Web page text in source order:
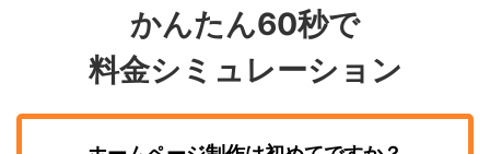
かんたん60秒で
料金シミュレーション